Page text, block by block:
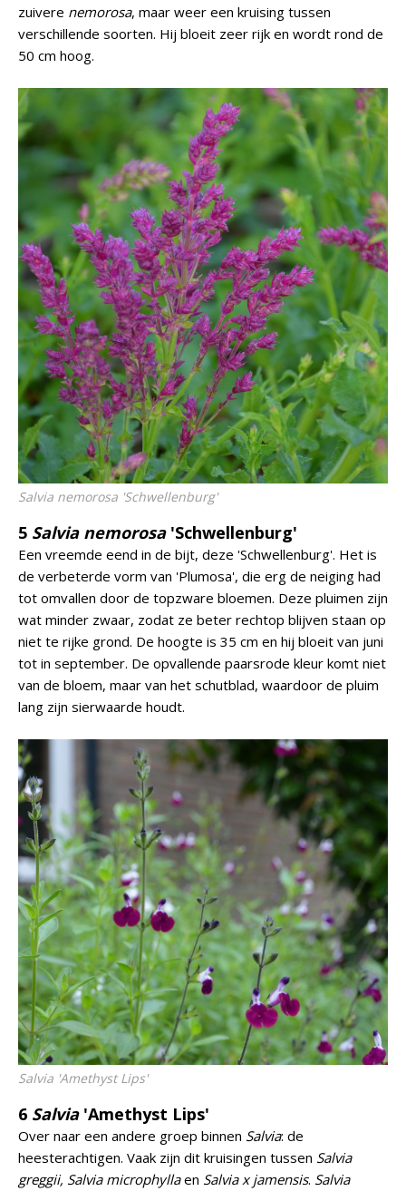
zuivere nemorosa, maar weer een kruising tussen
verschillende soorten. Hij bloeit zeer rijk en wordt rond de
50 cm hoog.
Salvia nemorosa 'Schwellenburg'
5 Salvia nemorosa'Schwellenburg'
Een vreemde eend in de bijt, deze 'Schwellenburg'. Het is
de verbeterde vorm van 'Plumosa', die erg de neiging had
tot omvallen door de topzware bloemen. Deze pluimen zijn
wat minder zwaar, zodat ze beter rechtop blijven staan op
niet te rijke grond. De hoogte is 35 cm en hij bloeit van juni
tot in september. De opvallende paarsrode kleur komt niet
van de bloem, maar van het schutblad, waardoor de pluim
lang zijn sierwaarde houdt.
Salvia 'Amethyst Lips'
6 Salvia'Amethyst Lips'
Over naar een andere groep binnen Salvia: de
heesterachtigen. Vaak zijn dit kruisingen tussen Salvia
greggii, Salvia microphyllaen Salvia x jamensis. Salvia